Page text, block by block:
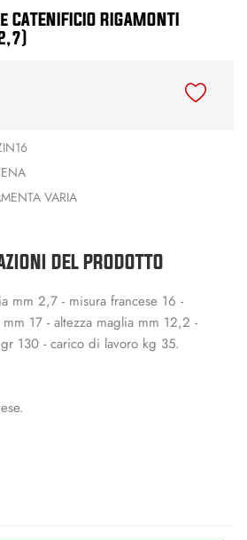
RIGAMONTI
VARIA
DEL PRODOTTO
mm 2,7 - misura francese 16 -
17 - altezza maglia mm 12,2 -
130 - carico di lavoro kg 35.